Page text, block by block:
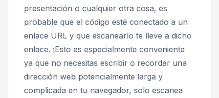
presentación o cualquier otra cosa, es
probable que el código esté conectado a un
enlace URL y que escanearlo te lleve a dicho
enlace. ¡Esto es especialmente conveniente
ya que no necesitas escribir o recordar una
dirección web potencialmente larga y
complicada en tu navegador, solo escanea